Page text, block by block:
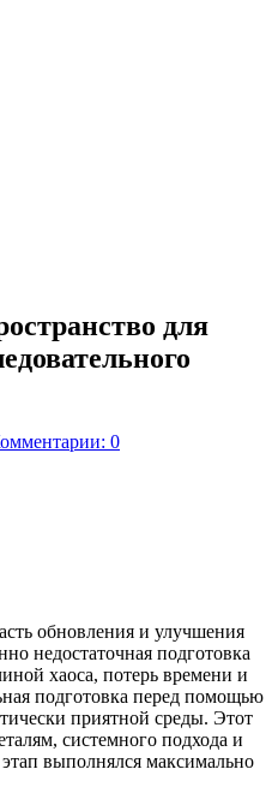
для
0
обновления и улучшения
недостаточная подготовка
хаоса, потерь времени и
подготовка перед помощью
приятной среды. Этот
системного подхода и
выполнялся максимально